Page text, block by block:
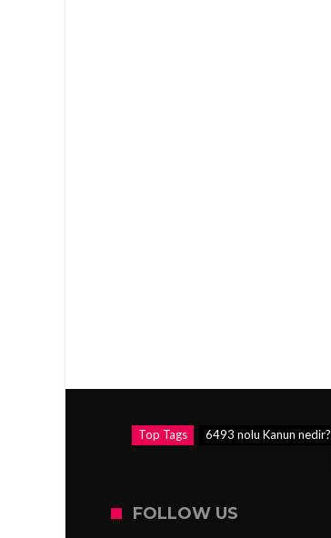
Top Tags 6493 nolu Kanun nedir?
FOLLOW US